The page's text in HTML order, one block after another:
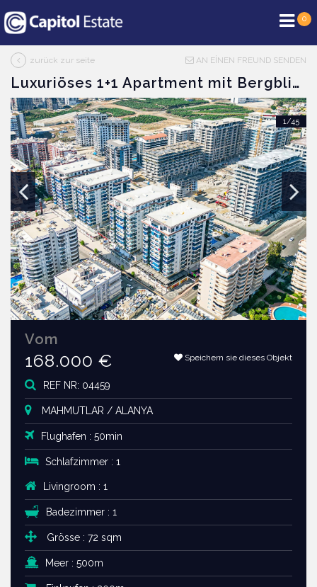
0
zurück zur seite AN EİNEN FREUND SENDEN
Luxuriöses 1+1 Apartment mit Bergblick in Mahmutlar, Alanya
1/45
Speichern sie dieses Objekt
Vom
168.000 €
REF NR: 04459
MAHMUTLAR / ALANYA
Flughafen : 50min
Schlafzimmer : 1
Livingroom : 1
Badezimmer : 1
Grösse : 72 sqm
Meer : 500m